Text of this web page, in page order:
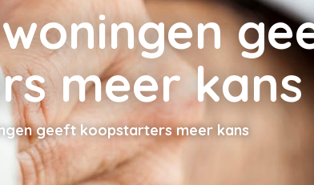
meer kans
geeft koopstarters meer kans